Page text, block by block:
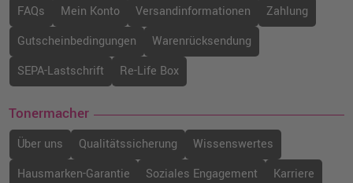
FAQs Mein Konto Versandinformationen
Zahlung
Gutscheinbedingungen
Warenrücksendung
SEPA-Lastschrift
Re-Life Box
Tonermacher
Über uns Qualitätssicherung
Wissenswertes
Hausmarken-Garantie
Soziales Engagement
Karriere